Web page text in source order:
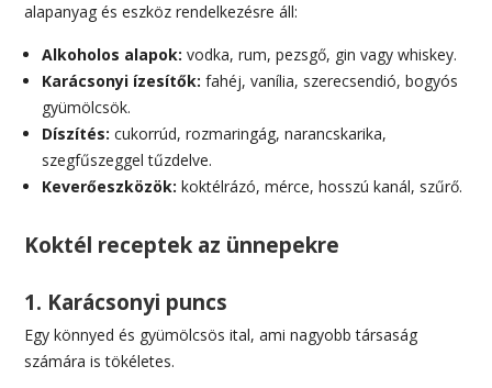
alapanyag és eszköz rendelkezésre áll:
Alkoholos alapok: vodka, rum, pezsgő, gin vagy whiskey.
Karácsonyi ízesítők: fahéj, vanília, szerecsendió, bogyós
gyümölcsök.
Díszítés: cukorrúd, rozmaringág, narancskarika,
szegfűszeggel tűzdelve.
Keverőeszközök: koktélrázó, mérce, hosszú kanál, szűrő.
Koktél receptek az ünnepekre
1. Karácsonyi puncs
Egy könnyed és gyümölcsös ital, ami nagyobb társaság
számára is tökéletes.